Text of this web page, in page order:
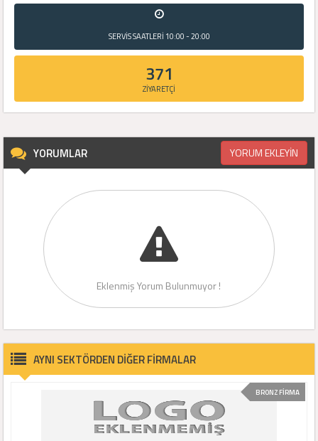
SERVİS SAATLERİ 10:00 - 20:00
371
ZİYARETÇİ
YORUMLAR YORUM EKLEYİN
Eklenmiş Yorum Bulunmuyor !
AYNI SEKTÖRDEN DİĞER FİRMALAR
BRONZ FİRMA